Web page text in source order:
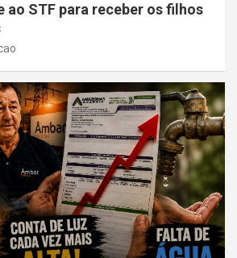
ao STF para receber os filhos